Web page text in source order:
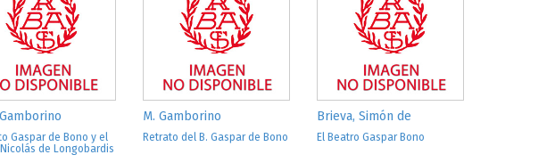
Gaspar de Bono y el
de Longobardis
M. Gamborino
Retrato del B. Gaspar de Bono
Brieva, Simón de
El Beatro Gaspar Bono